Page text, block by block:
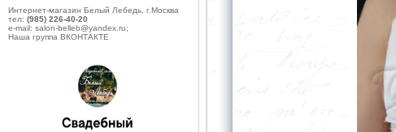
Интернет-магазин Белый Лебедь, г.Москва
тел: (985) 226-40-20
e-mail: salon-belleb@yandex.ru;
Наша группа ВКОНТАКТЕ